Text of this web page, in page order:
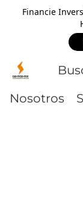
Financie
Nosotros